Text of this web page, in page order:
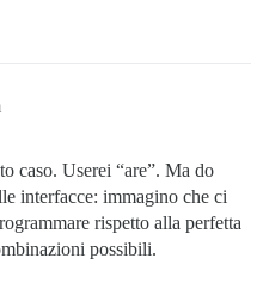
caso. Userei “are”. Ma do
interfacce: immagino che ci
rispetto alla perfetta
possibili.